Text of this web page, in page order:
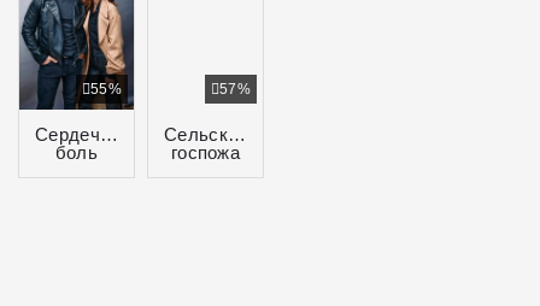
Сердечная
боль
55%
Сельская
госпожа
57%